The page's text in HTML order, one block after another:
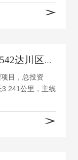
首盛国际工程监理项目，国道542达川区管村至石桥（平昌界）段改建工程项目
目，总投资
公里，主线